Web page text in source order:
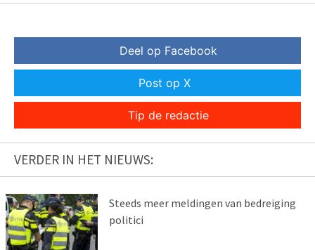
Deel op Facebook
Post op X
Tip de redactie
VERDER IN HET NIEUWS:
Steeds meer meldingen van bedreiging
politici